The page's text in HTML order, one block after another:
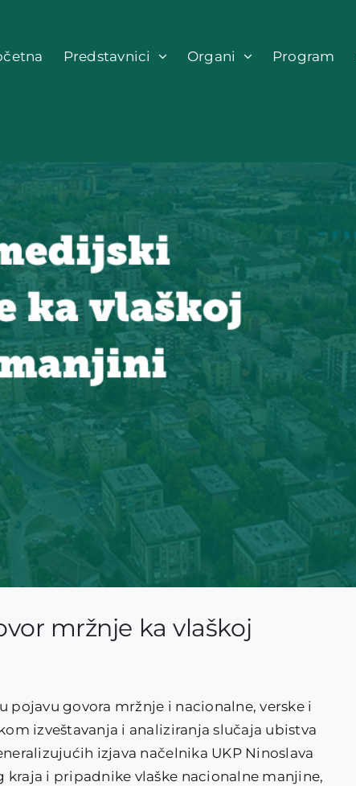
Predstavnici Organi Program
mržnje ka vlaškoj
govora mržnje i nacionalne, verske i
izveštavanja i analiziranja slučaja ubistva
izjava načelnika UKP Ninoslava
kraja i pripadnike vlaške nacionalne manjine,